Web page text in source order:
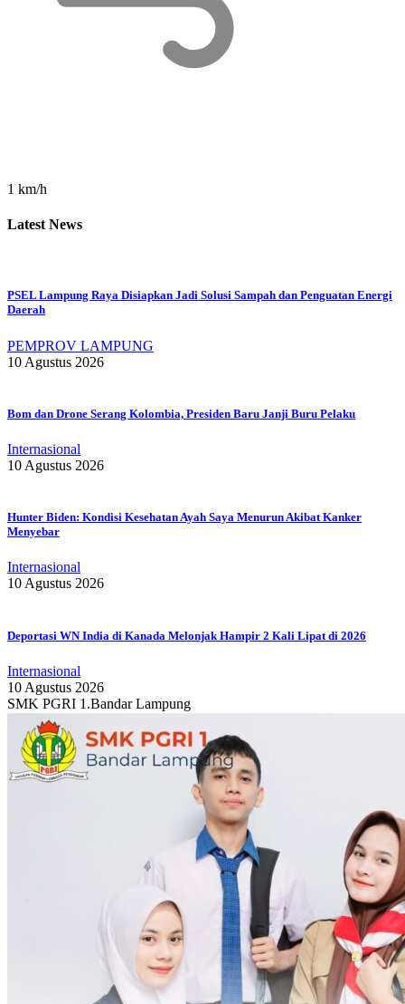
1 km/h
Latest News
PSEL Lampung Raya Disiapkan Jadi Solusi Sampah dan Penguatan Energi
Daerah
PEMPROV LAMPUNG
10 Agustus 2026
Bom dan Drone Serang Kolombia, Presiden Baru Janji Buru Pelaku
Internasional
10 Agustus 2026
Hunter Biden: Kondisi Kesehatan Ayah Saya Menurun Akibat Kanker
Menyebar
Internasional
10 Agustus 2026
Deportasi WN India di Kanada Melonjak Hampir 2 Kali Lipat di 2026
Internasional
10 Agustus 2026
SMK PGRI 1.Bandar Lampung